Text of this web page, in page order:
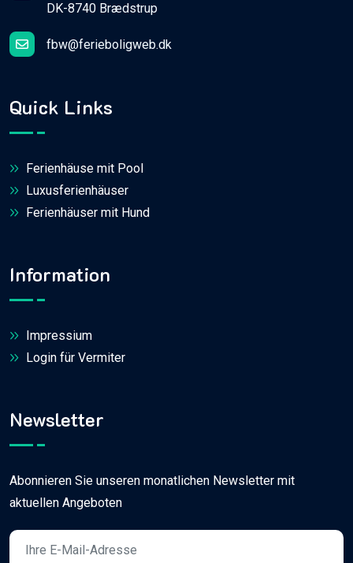
DK-8740 Brædstrup
fbw@ferieboligweb.dk
Quick Links
Ferienhäuse mit Pool
Luxusferienhäuser
Ferienhäuser mit Hund
Information
Impressium
Login für Vermiter
Newsletter
Abonnieren Sie unseren monatlichen Newsletter mit
aktuellen Angeboten